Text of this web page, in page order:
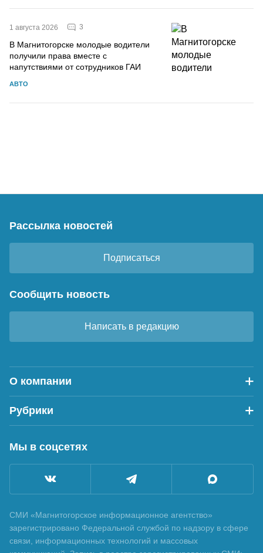
1 августа 2026 3
В Магнитогорске молодые водители
получили права вместе с
напутствиями от сотрудников ГАИ
АВТО
Рассылка новостей
Подписаться
Сообщить новость
Написать в редакцию
О компании
Рубрики
Мы в соцсетях
СМИ «Магнитогорское информационное агентство»
зарегистрировано Федеральной службой по надзору в сфере
связи, информационных технологий и массовых